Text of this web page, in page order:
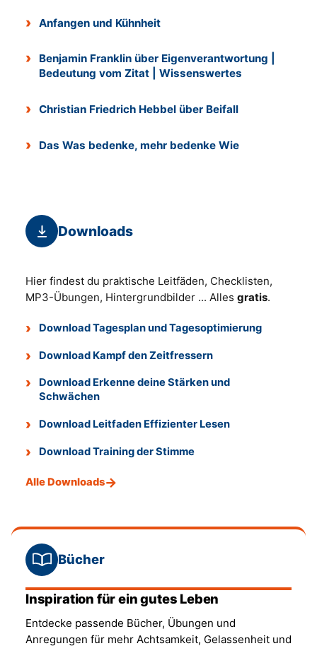
Anfangen und Kühnheit
Benjamin Franklin über Eigenverantwortung |
Bedeutung vom Zitat | Wissenswertes
Christian Friedrich Hebbel über Beifall
Das Was bedenke, mehr bedenke Wie
Downloads
Hier findest du praktische Leitfäden, Checklisten,
MP3-Übungen, Hintergrundbilder ... Alles gratis.
Download Tagesplan und Tagesoptimierung
Download Kampf den Zeitfressern
Download Erkenne deine Stärken und
Schwächen
Download Leitfaden Effizienter Lesen
Download Training der Stimme
Alle Downloads
Bücher
Inspiration für ein gutes Leben
Entdecke passende Bücher, Übungen und
Anregungen für mehr Achtsamkeit, Gelassenheit und